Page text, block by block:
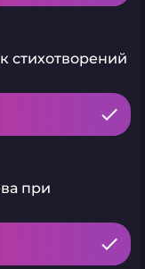
стихотворений
при